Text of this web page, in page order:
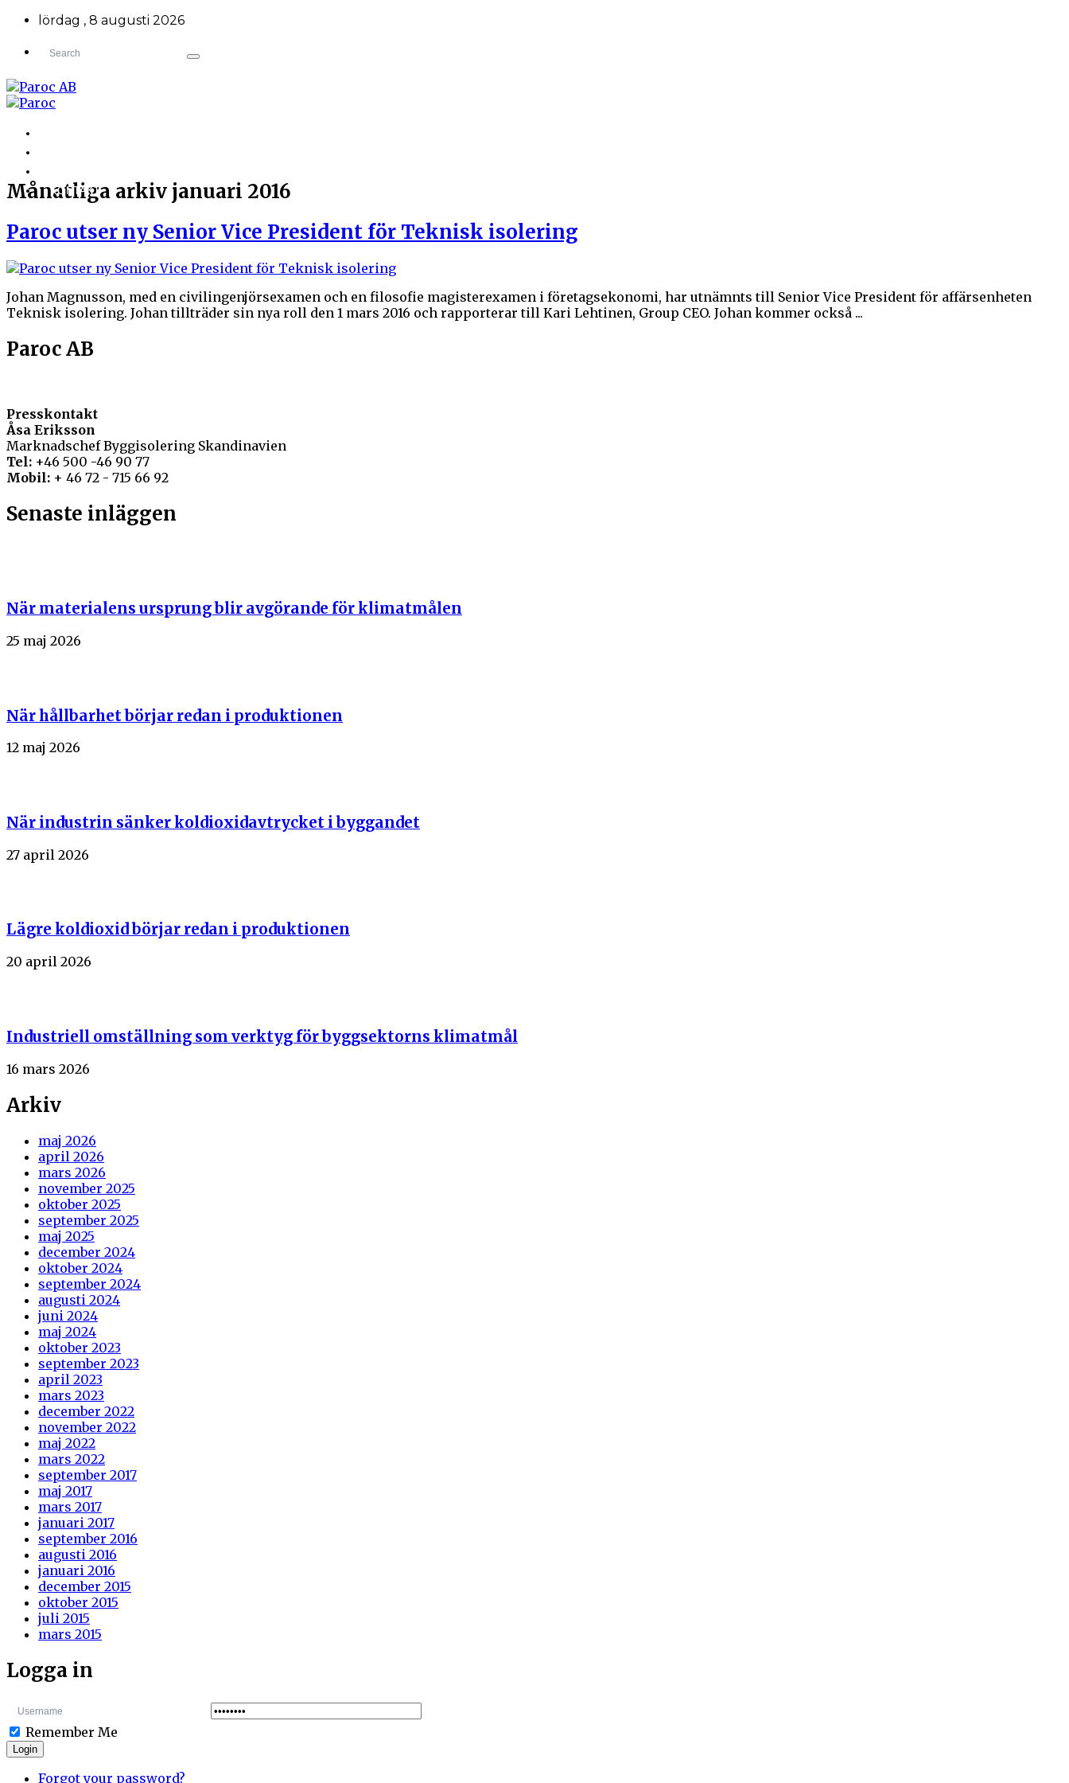
lördag , 8 augusti 2026
KONTAKT
Månatliga arkiv januari 2016
Paroc utser ny Senior Vice President för Teknisk isolering
Johan Magnusson, med en civilingenjörsexamen och en filosofie magisterexamen i företagsekonomi, har utnämnts till Senior Vice President för affärsenheten
Teknisk isolering. Johan tillträder sin nya roll den 1 mars 2016 och rapporterar till Kari Lehtinen, Group CEO. Johan kommer också ...
Paroc AB
Presskontakt
Åsa Eriksson
Marknadschef Byggisolering Skandinavien
Tel: +46 500 -46 90 77
Mobil: + 46 72 - 715 66 92
Senaste inläggen
När materialens ursprung blir avgörande för klimatmålen
25 maj 2026
När hållbarhet börjar redan i produktionen
12 maj 2026
När industrin sänker koldioxidavtrycket i byggandet
27 april 2026
Lägre koldioxid börjar redan i produktionen
20 april 2026
Industriell omställning som verktyg för byggsektorns klimatmål
16 mars 2026
Arkiv
maj 2026
april 2026
mars 2026
november 2025
oktober 2025
september 2025
maj 2025
december 2024
oktober 2024
september 2024
augusti 2024
juni 2024
maj 2024
oktober 2023
september 2023
april 2023
mars 2023
december 2022
november 2022
maj 2022
mars 2022
september 2017
maj 2017
mars 2017
januari 2017
september 2016
augusti 2016
januari 2016
december 2015
oktober 2015
juli 2015
mars 2015
Logga in
Remember Me
Login
Forgot your password?